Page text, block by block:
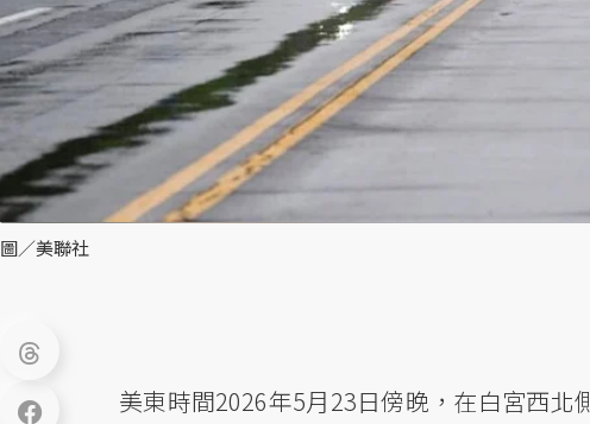
圖／美聯社
美東時間2026年5月23日傍晚，在白宮西